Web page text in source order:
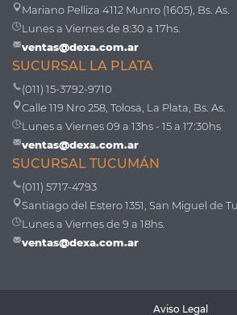
Mariano Pelliza 4112 Munro (1605), Bs. As.
Lunes a Viernes de 8:30 a 17hs.
ventas@dexa.com.ar
SUCURSAL LA PLATA
(011) 15-3792-9710
Calle 119 Nro 258, Tolosa, La Plata, Bs. As.
Lunes a Viernes 09 a 13hs - 15 a 17:30hs
ventas@dexa.com.ar
SUCURSAL TUCUMÁN
(011) 5717-4793
Santiago del Estero 1351, San Miguel de
Lunes a Viernes de 9 a 18hs.
ventas@dexa.com.ar
Aviso Legal